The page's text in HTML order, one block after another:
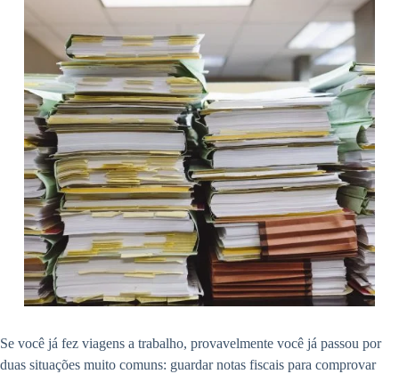
Se você já fez viagens a trabalho, provavelmente você já passou por
duas situações muito comuns: guardar notas fiscais para comprovar